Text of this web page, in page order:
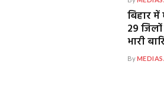
बिहार
29
भारी
By